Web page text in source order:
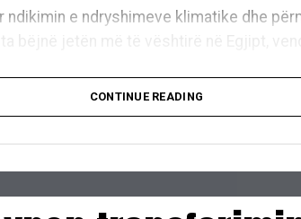
ndikimin e ndryshimeve klimatike dhe
botën. Në të ardhmen do të bëhet e
bëri Salahut një ofertë që e la të habitur.
CONTINUE READING